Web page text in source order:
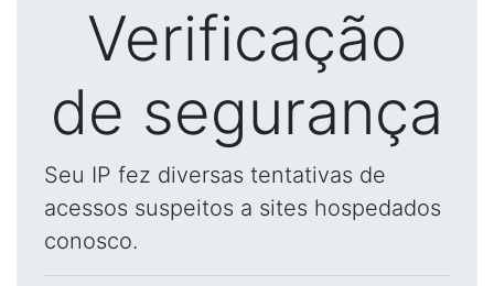
Verificação
de segurança
Seu IP fez diversas tentativas de
acessos suspeitos a sites hospedados
conosco.